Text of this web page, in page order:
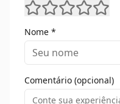
Nome *
Comentário (opcional)